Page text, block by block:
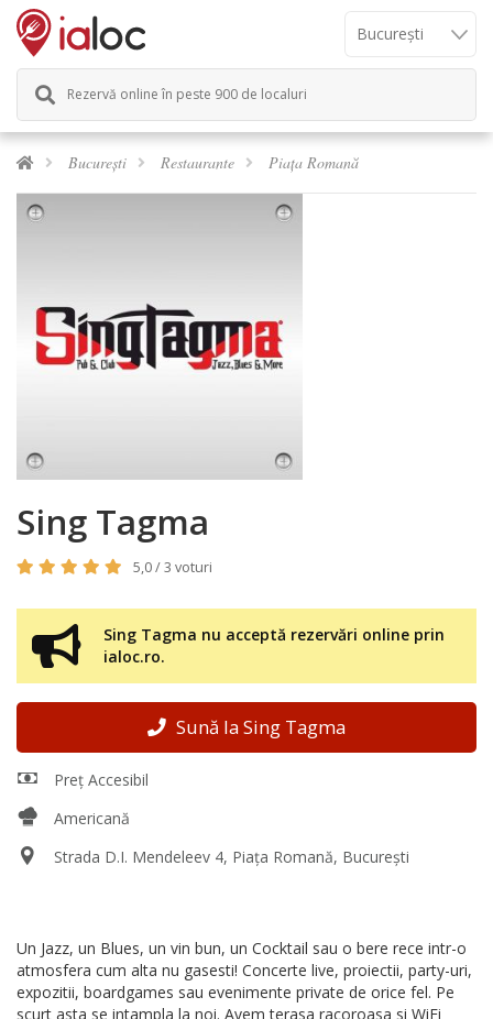
Rezervă online în peste 900 de localuri
București Restaurante Piața Romană
Sing Tagma
5,0 / 3 voturi
Sing Tagma nu acceptă rezervări online prin
ialoc.ro.
Sună la Sing Tagma
Preț Accesibil
Americană
Strada D.I. Mendeleev 4, Piața Romană, București
Un Jazz, un Blues, un vin bun, un Cocktail sau o bere rece intr-o
atmosfera cum alta nu gasesti! Concerte live, proiectii, party-uri,
expozitii, boardgames sau evenimente private de orice fel. Pe
scurt asta se intampla la noi. Avem terasa racoroasa si WiFi